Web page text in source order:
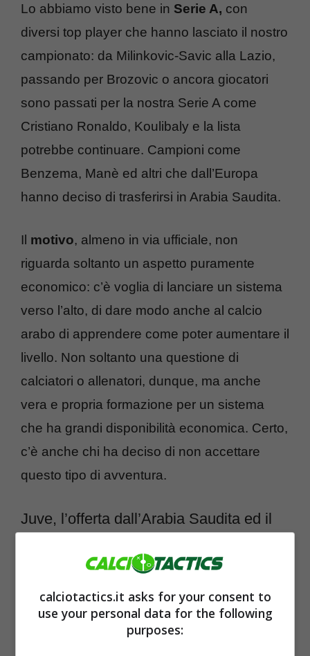
Lo abbiamo visto bene in Serie A, con
diversi top player che hanno lasciato il nostro
campionato: da Milinkovic-Savic alla Lazio,
passando per Brozovic o ancora giocatori
sono passati per la nostra Serie A come
Cristiano Ronaldo, Koulibaly e la lista
potrebbe continuare. Campioni come
Benzema, Manè ed altri che dall’Europa
hanno deciso di trasferirsi in Arabia Saudita.
Il motivo, almeno in via ufficiale, non
riguarda soltanto un aspetto puramente
economico: c’è voglia di lanciare un sistema
verso l’alto, di dare modo anche al calcio
arabo di apprendere come poter aumentare il
livello. Non soltanto una questione di
calciatori o allenatori, dunque, ma anche
vera e propria formazione per un sistema
che ha grandi disponibilità economica. Certo,
c’è anche chi ha deciso di non accettare
questo tipo di avventura.
Juve, l’offerta dall’Arabia Saudita ed il
calciotactics.it asks for your consent to
use your personal data for the following
purposes: